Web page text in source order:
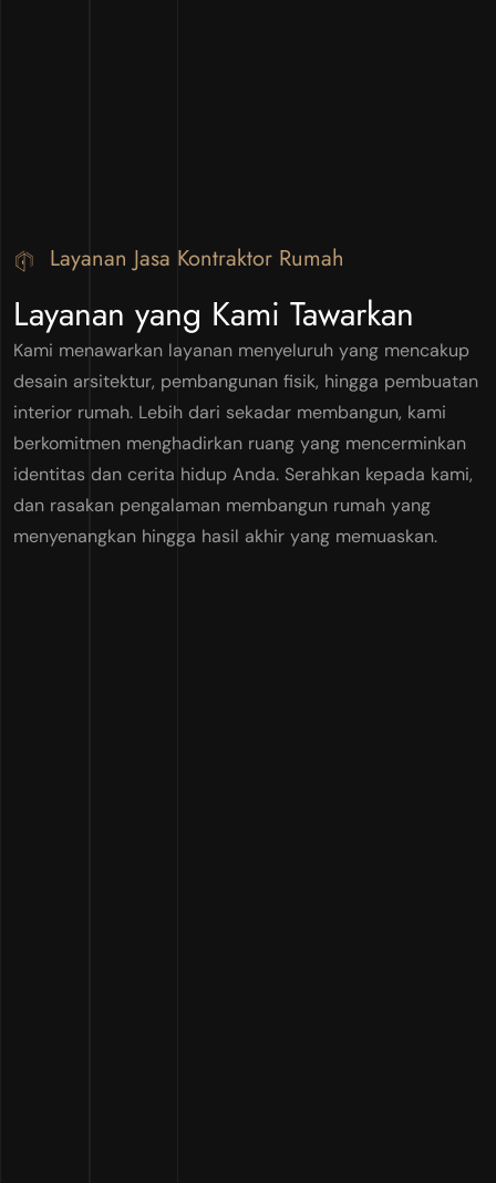
Layanan Jasa Kontraktor Rumah
Layanan yang Kami Tawarkan
Kami menawarkan layanan menyeluruh yang mencakup
desain arsitektur, pembangunan fisik, hingga pembuatan
interior rumah. Lebih dari sekadar membangun, kami
berkomitmen menghadirkan ruang yang mencerminkan
identitas dan cerita hidup Anda. Serahkan kepada kami,
dan rasakan pengalaman membangun rumah yang
menyenangkan hingga hasil akhir yang memuaskan.